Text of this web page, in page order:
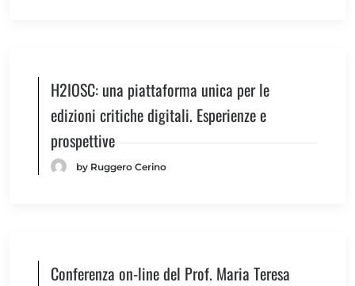
H2IOSC: una piattaforma unica per le
edizioni critiche digitali. Esperienze e
prospettive
by Ruggero Cerino
Conferenza on-line del Prof. Maria Teresa